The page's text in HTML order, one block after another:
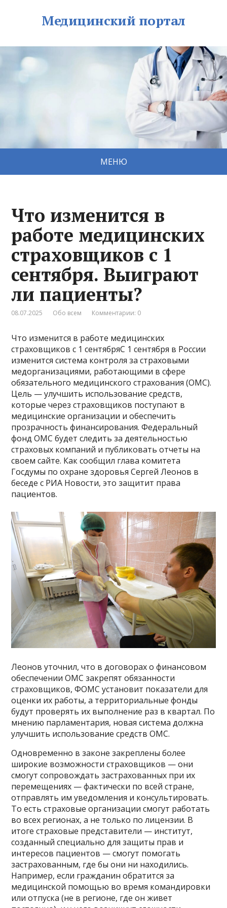
Медицинский портал
МЕНЮ
Что изменится в
работе медицинских
страховщиков с 1
сентября. Выиграют
ли пациенты?
08.07.2025 Обо всем Комментарии: 0
Что изменится в работе медицинских
страховщиков с 1 сентябряС 1 сентября в России
изменится система контроля за страховыми
медорганизациями, работающими в сфере
обязательного медицинского страхования (ОМС).
Цель — улучшить использование средств,
которые через страховщиков поступают в
медицинские организации и обеспечить
прозрачность финансирования. Федеральный
фонд ОМС будет следить за деятельностью
страховых компаний и публиковать отчеты на
своем сайте. Как сообщил глава комитета
Госдумы по охране здоровья Сергей Леонов в
беседе с РИА Новости, это защитит права
пациентов.
Леонов уточнил, что в договорах о финансовом
обеспечении ОМС закрепят обязанности
страховщиков, ФОМС установит показатели для
оценки их работы, а территориальные фонды
будут проверять их выполнение раз в квартал. По
мнению парламентария, новая система должна
улучшить использование средств ОМС.
Одновременно в законе закреплены более
широкие возможности страховщиков — они
смогут сопровождать застрахованных при их
перемещениях — фактически по всей стране,
отправлять им уведомления и консультировать.
То есть страховые организации смогут работать
во всех регионах, а не только по лицензии. В
итоге страховые представители — институт,
созданный специально для защиты прав и
интересов пациентов — смогут помогать
застрахованным, где бы они ни находились.
Например, если гражданин обратится за
медицинской помощью во время командировки
или отпуска (не в регионе, где он живет